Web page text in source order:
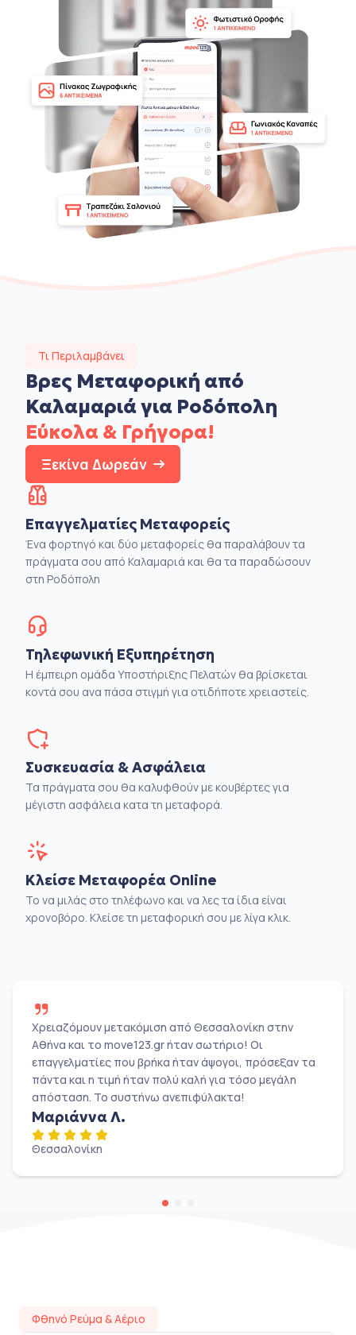
Τι Περιλαμβάνει
Βρες Μεταφορική από
Καλαμαριά για Ροδόπολη
Εύκολα & Γρήγορα!
Ξεκίνα Δωρεάν
Επαγγελματίες Μεταφορείς
Ένα φορτηγό και δύο μεταφορείς θα παραλάβουν τα
πράγματα σου από Καλαμαριά και θα τα παραδώσουν
στη Ροδόπολη
Τηλεφωνική Εξυπηρέτηση
Η έμπειρη ομάδα Υποστήριξης Πελατών θα βρίσκεται
κοντά σου ανα πάσα στιγμή για οτιδήποτε χρειαστείς.
Συσκευασία & Ασφάλεια
Τα πράγματα σου θα καλυφθούν με κουβέρτες για
μέγιστη ασφάλεια κατα τη μεταφορά.
Κλείσε Μεταφορέα Online
Το να μιλάς στο τηλέφωνο και να λες τα ίδια είναι
χρονοβόρο. Κλείσε τη μεταφορική σου με λίγα κλικ.
Χρειαζόμουν μετακόμιση από Θεσσαλονίκη στην
Αθήνα και το move123.gr ήταν σωτήριο! Οι
επαγγελματίες που βρήκα ήταν άψογοι, πρόσεξαν τα
πάντα και η τιμή ήταν πολύ καλή για τόσο μεγάλη
απόσταση. Το συστήνω ανεπιφύλακτα!
Μαριάννα Λ.
Θεσσαλονίκη
Φθηνό Ρεύμα & Αέριο